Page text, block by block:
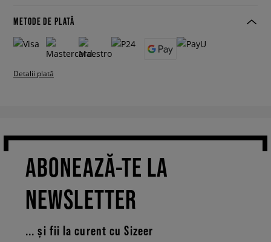
METODE DE PLATĂ
Detalii plată
ABONEAZĂ-TE LA
NEWSLETTER
... și fii la curent cu Sizeer